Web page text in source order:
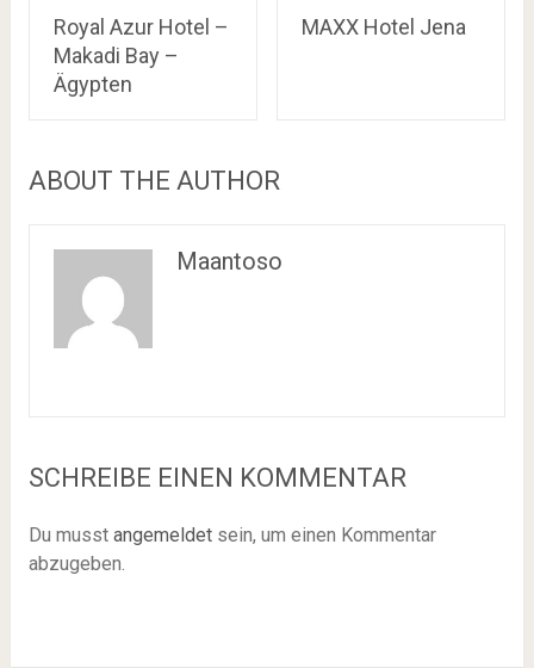
Royal Azur Hotel –
Makadi Bay –
Ägypten
MAXX Hotel Jena
ABOUT THE AUTHOR
Maantoso
SCHREIBE EINEN KOMMENTAR
Du musst angemeldetsein, um einen Kommentar
abzugeben.